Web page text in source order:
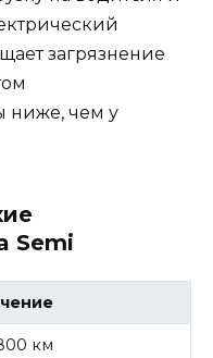
загрязнение
ниже, чем у
Semi
км